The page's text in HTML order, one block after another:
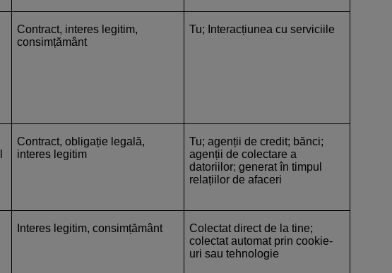
Contract, interes legitim,
consimțământ
Tu; Interacțiunea cu serviciile
Contract, obligație legală,
interes legitim
Tu; agenții de credit; bănci;
agenții de colectare a
datoriilor;generat în timpul
relațiilor de afaceri
Interes legitim, consimțământ
Colectat direct de la tine;
colectat automat prin cookie-
uri sau tehnologie